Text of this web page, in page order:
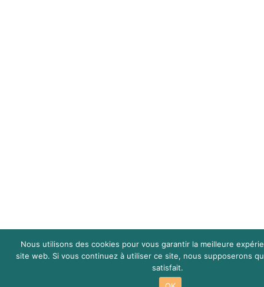
Nous utilisons des cookies pour vous garantir la meilleure
site web. Si vous continuez à utiliser ce site, nous supposerons
satisfait.